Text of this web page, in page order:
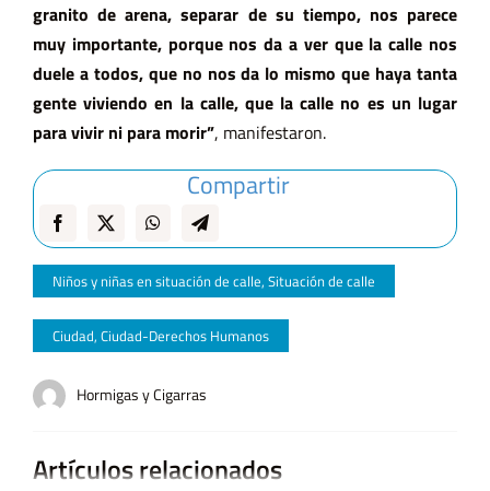
granito de arena, separar de su tiempo, nos parece
muy importante, porque nos da a ver que la calle nos
duele a todos, que no nos da lo mismo que haya tanta
gente viviendo en la calle, que la calle no es un lugar
para vivir ni para morir”, manifestaron.
Compartir
Niños y niñas en situación de calle, Situación de calle
Ciudad, Ciudad-Derechos Humanos
Hormigas y Cigarras
Artículos relacionados